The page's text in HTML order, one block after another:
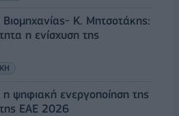
Βιομηχανίας- Κ. Μητσοτάκης:
η ενίσχυση της
ψηφιακή ενεργοποίηση της
ΕΑΕ 2026